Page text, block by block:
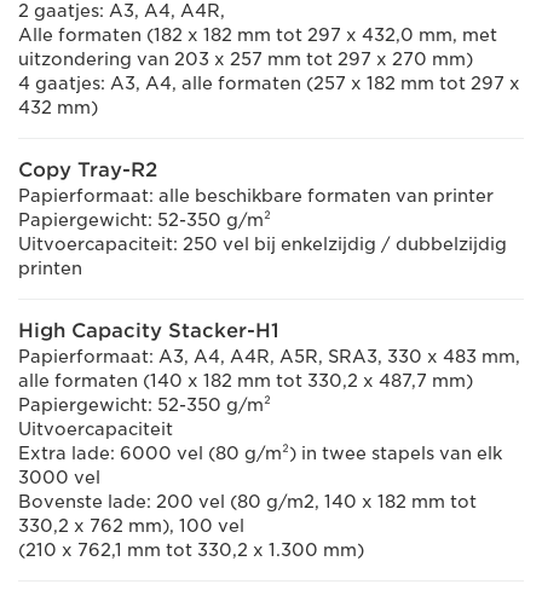
2 gaatjes: A3, A4, A4R,
Alle formaten (182 x 182 mm tot 297 x 432,0 mm, met
uitzondering van 203 x 257 mm tot 297 x 270 mm)
4 gaatjes: A3, A4, alle formaten (257 x 182 mm tot 297 x
432 mm)
Copy Tray-R2
Papierformaat: alle beschikbare formaten van printer
Papiergewicht: 52-350 g/m²
Uitvoercapaciteit: 250 vel bij enkelzijdig / dubbelzijdig
printen
High Capacity Stacker-H1
Papierformaat: A3, A4, A4R, A5R, SRA3, 330 x 483 mm,
alle formaten (140 x 182 mm tot 330,2 x 487,7 mm)
Papiergewicht: 52-350 g/m²
Uitvoercapaciteit
Extra lade: 6000 vel (80 g/m²) in twee stapels van elk
3000 vel
Bovenste lade: 200 vel (80 g/m2, 140 x 182 mm tot
330,2 x 762 mm), 100 vel
(210 x 762,1 mm tot 330,2 x 1.300 mm)